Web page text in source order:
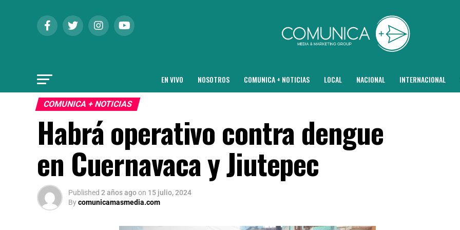
EN VIVO NOSOTROS COMUNICA + NOTICIAS LOCAL NACIONAL INTERNACIONAL
COMUNICA + NOTICIAS
Habrá operativo contra dengue
en Cuernavaca y Jiutepec
Published 2 años agoon 15 julio, 2024
Bycomunicamasmedia.com